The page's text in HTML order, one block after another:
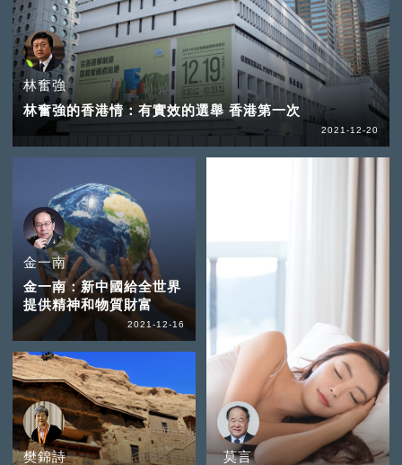
林奮強
林奮強的香港情：有實效的選舉 香港第一次
2021-12-20
金一南
金一南：新中國給全世界
提供精神和物質財富
2021-12-16
樊錦詩
莫言